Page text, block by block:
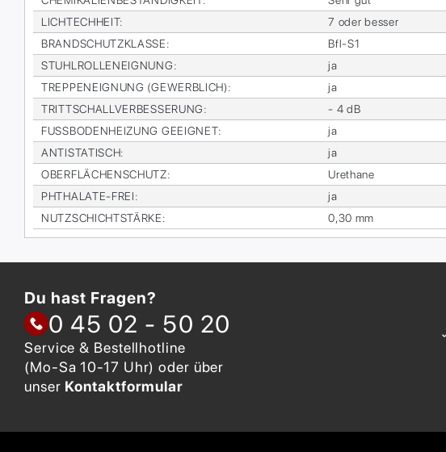
LICH­TECH­HEIT:
7 oder bes­ser
BRAND­SCHUTZ­KLAS­SE:
Bfl-S1
STUHL­ROL­LEN­EIG­NUNG:
ja
TREP­PEN­EIG­NUNG (GE­WERB­LICH):
ja
TRITT­SCHALL­VER­BES­SE­RUNG:
- 4 dB
FUSS­BO­DEN­HEI­ZUNG GE­EIG­NET:
ja
AN­TI­STA­TISCH:
ja
OBER­FLÄ­CHEN­SCHUTZ:
Ure­tha­ne
PHTHA­LA­TE-FREI:
ja
NUTZ­SCHICHT­STÄR­KE: 0,30 mm
Du hast Fragen?
0 45 02 - 50 20
Service & Bestellhotline
(Mo-Sa 10-17 Uhr) oder über
unser Kontaktformular